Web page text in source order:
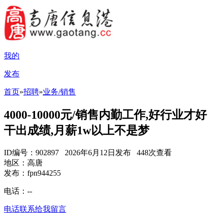
我的
发布
首页»招聘»业务/销售
4000-10000元/销售内勤工作,好行业才好
干出成绩,月薪1w以上不是梦
ID编号：902897 2026年6月12日发布 448次查看
地区：高唐
发布：fpn944255
电话： --
电话联系给我留言